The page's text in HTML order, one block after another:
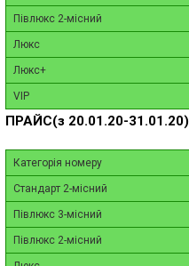
Півлюкс 2-місний
Люкс
Люкс+
VIP
ПРАЙС(з 20.01.20-31.01.20)
Категорія номеру
Стандарт 2-місний
Півлюкс 3-місний
Півлюкс 2-місний